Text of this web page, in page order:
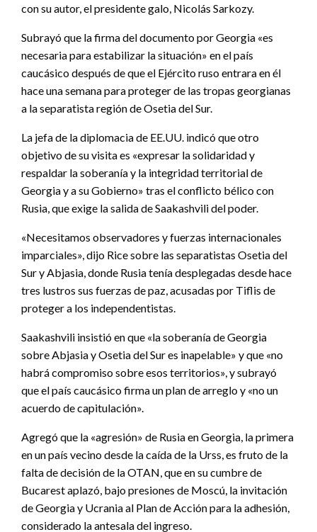
con su autor, el presidente galo, Nicolás Sarkozy.
Subrayó que la firma del documento por Georgia «es
necesaria para estabilizar la situación» en el país
caucásico después de que el Ejército ruso entrara en él
hace una semana para proteger de las tropas georgianas
a la separatista región de Osetia del Sur.
La jefa de la diplomacia de EE.UU. indicó que otro
objetivo de su visita es «expresar la solidaridad y
respaldar la soberanía y la integridad territorial de
Georgia y a su Gobierno» tras el conflicto bélico con
Rusia, que exige la salida de Saakashvili del poder.
«Necesitamos observadores y fuerzas internacionales
imparciales», dijo Rice sobre las separatistas Osetia del
Sur y Abjasia, donde Rusia tenía desplegadas desde hace
tres lustros sus fuerzas de paz, acusadas por Tiflis de
proteger a los independentistas.
Saakashvili insistió en que «la soberanía de Georgia
sobre Abjasia y Osetia del Sur es inapelable» y que «no
habrá compromiso sobre esos territorios», y subrayó
que el país caucásico firma un plan de arreglo y «no un
acuerdo de capitulación».
Agregó que la «agresión» de Rusia en Georgia, la primera
en un país vecino desde la caída de la Urss, es fruto de la
falta de decisión de la OTAN, que en su cumbre de
Bucarest aplazó, bajo presiones de Moscú, la invitación
de Georgia y Ucrania al Plan de Acción para la adhesión,
considerado la antesala del ingreso.